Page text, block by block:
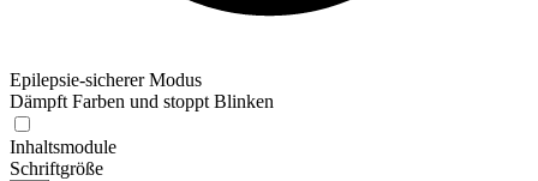
Epilepsie-sicherer Modus
Dämpft Farben und stoppt Blinken
Inhaltsmodule
Schriftgröße